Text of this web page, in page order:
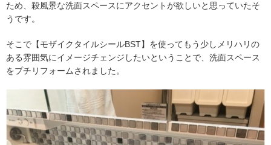
ため、殺風景な洗面スペースにアクセントが欲しいと思っていたそ
うです。
そこで【モザイクタイルシールBST】を使ってもう少しメリハリの
ある雰囲気にイメージチェンジしたいということで、洗面スペース
をプチリフォームされました。